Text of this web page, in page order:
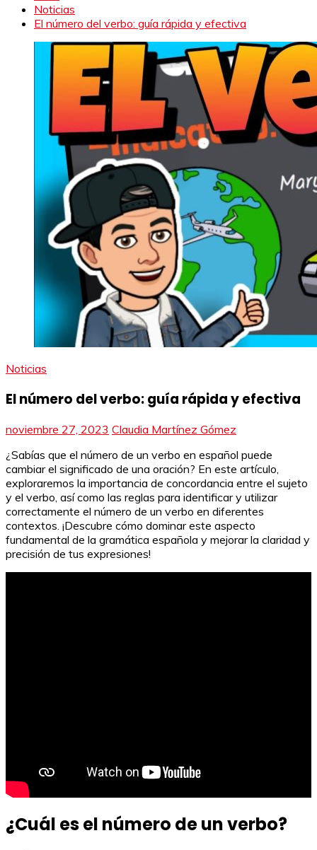
Noticias
El número del verbo: guía rápida y efectiva
Noticias
El número del verbo: guía rápida y efectiva
noviembre 27, 2023 Claudia Martínez Gómez
¿Sabías que el número de un verbo en español puede
cambiar el significado de una oración? En este artículo,
exploraremos la importancia de concordancia entre el sujeto
y el verbo, así como las reglas para identificar y utilizar
correctamente el número de un verbo en diferentes
contextos. ¡Descubre cómo dominar este aspecto
fundamental de la gramática española y mejorar la claridad y
precisión de tus expresiones!
¿Cuál es el número de un verbo?